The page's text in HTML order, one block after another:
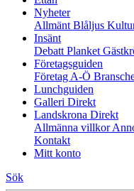
Nyheter
Allmänt Blåljus
Insänt
Debatt Planket
Företagsguiden
Företag A-Ö
Lunchguiden
Galleri Direkt
Landskrona Direkt
Allmänna villkor
Kontakt
Mitt konto
Sök